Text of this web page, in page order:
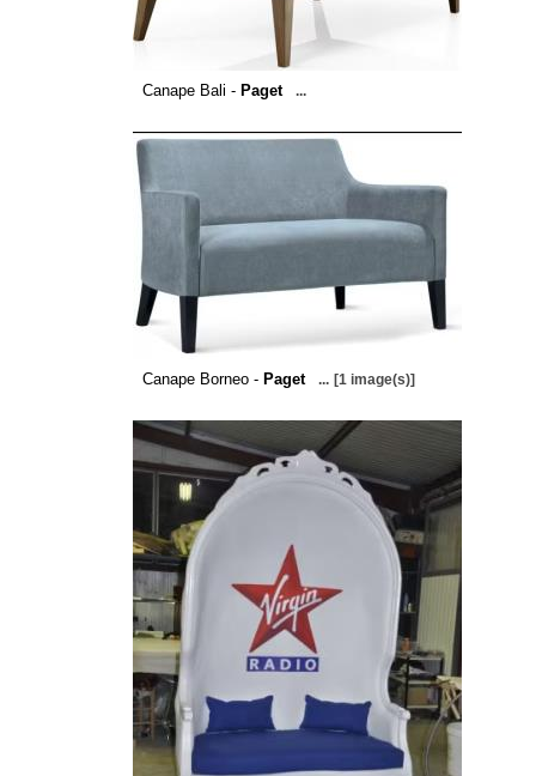
Canape Bali - Paget ...
Canape Borneo - Paget ... [1 image(s)]